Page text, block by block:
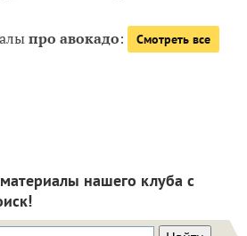
про авокадо: Смотреть все
нашего клуба с